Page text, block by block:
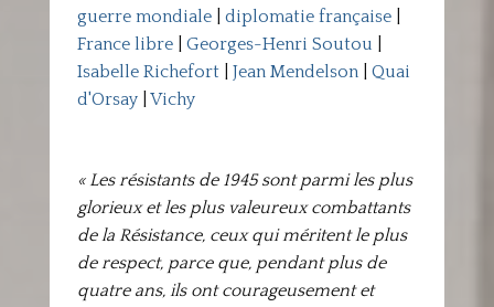
guerre mondiale| diplomatie française|
France libre| Georges-Henri Soutou
Isabelle Richefort| Jean Mendelson| Quai
d'Orsay| Vichy
« Les résistants de 1945 sont parmi les plus
glorieux et les plus valeureux combattants
de la Résistance, ceux qui méritent le plus
de respect, parce que, pendant plus de
quatre ans, ils ont courageusement et